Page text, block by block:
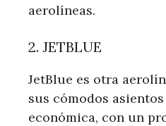
aerolíneas.
2. JETBLUE
JetBlue es otra
sus cómodos
económica, con un